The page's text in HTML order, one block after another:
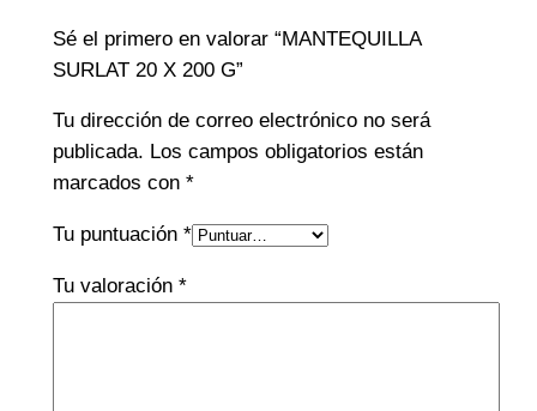
Sé el primero en valorar “MANTEQUILLA
SURLAT 20 X 200 G”
Tu dirección de correo electrónico no será
publicada. Los campos obligatorios están
marcados con *
Tu puntuación *
Tu valoración *